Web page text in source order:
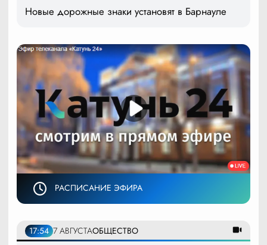
Новые дорожные знаки установят в Барнауле
РАСПИСАНИЕ ЭФИРА
17:54 7 АВГУСТАОБЩЕСТВО